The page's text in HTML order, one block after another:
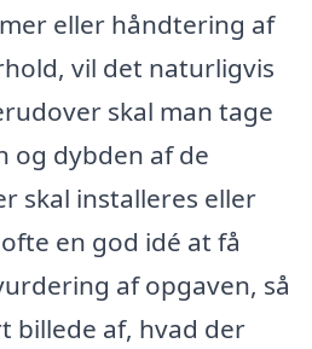
eller håndtering af
vil det naturligvis
skal man tage
og dybden af de
skal installeres eller
en god idé at få
af opgaven, så
billede af, hvad der